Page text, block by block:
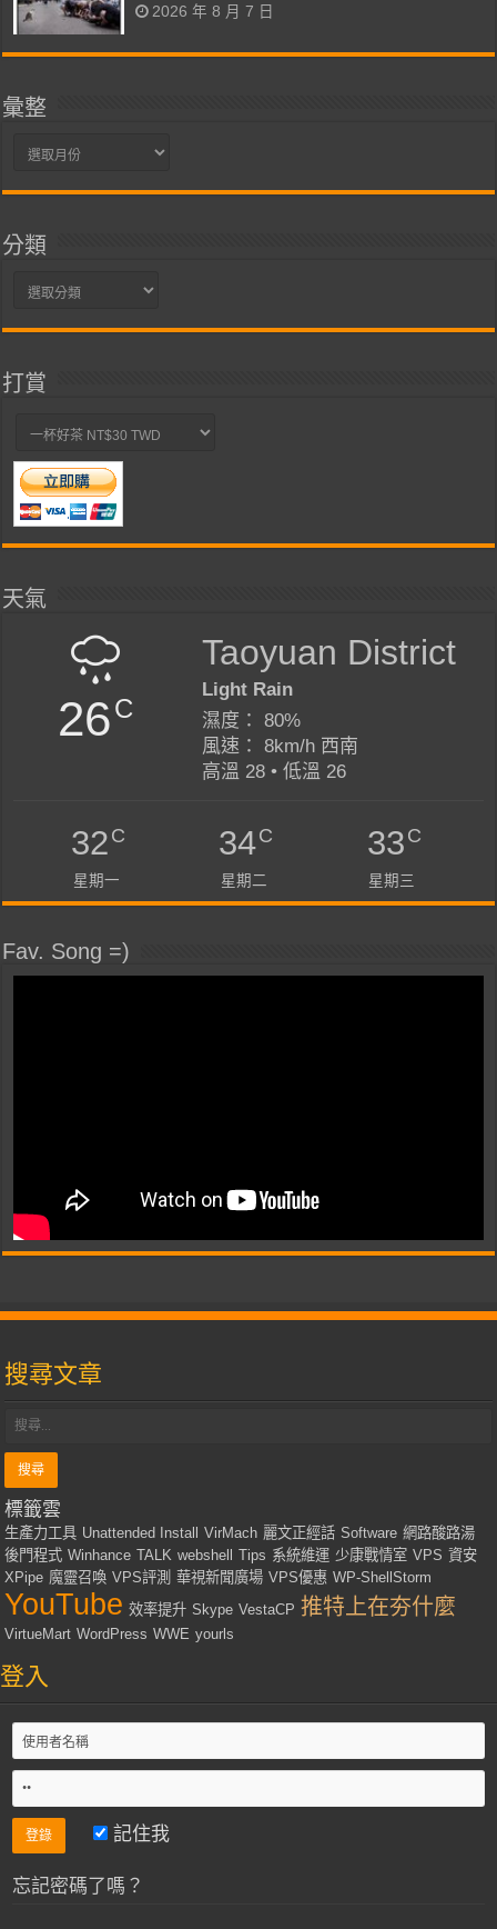
2026 年 8 月 7 日
彙整
彙
分類
分
打賞
天氣
26C
Taoyuan District
Light Rain
濕度： 80%
風速： 8km/h 西南
高溫 28 • 低溫 26
32C
星期一
34C
星期二
33C
星期三
Fav. Song =)
搜尋文章
標籤雲
生產力工具 Unattended Install VirMach 麗文正經話 Software 網路酸路湯
後門程式 Winhance TALK webshell Tips 系統維運 少康戰情室 VPS 資安
XPipe 魔靈召喚 VPS評測 華視新聞廣場 VPS優惠 WP-ShellStorm
YouTube 效率提升 Skype VestaCP 推特上在夯什麼
VirtueMart WordPress WWE yourls
登入
記住我
忘記密碼了嗎？